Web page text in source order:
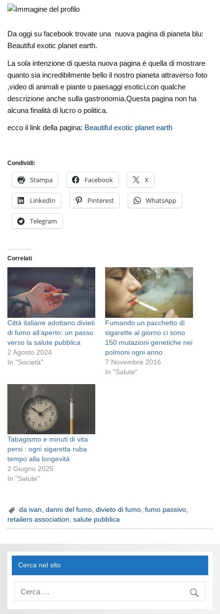
Da oggi su facebook trovate una nuova pagina di pianeta blu:
Beautiful exotic planet earth.
La sola intenzione di questa nuova pagina è quella di mostrare
quanto sia incredibilmente bello il nostro pianeta attraverso foto
,video di animali e piante o paesaggi esotici,con qualche
descrizione anche sulla gastronomia.Questa pagina non ha
alcuna finalità di lucro o politica.
ecco il link della pagina: Beautiful exotic planet earth
Condividi:
Stampa Facebook X
LinkedIn Pinterest WhatsApp
Telegram
Correlati
Città italiane adottano divieti
di fumo all’aperto: un passo
verso la salute pubblica
2 Agosto 2024
In "Società"
Fumando un pacchetto di
sigarette al giorno ci sono
150 mutazioni genetiche nei
polmoni ogni anno
7 Novembre 2016
In "Salute"
Tabagismo e minuti di vita
persi : ogni sigaretta ruba
tempo alla longevità
2 Giugno 2025
In "Salute"
da ivan ,danni del fumo ,divieto di fumo ,fumo passivo
retailers association,salute pubblica
Cerca nel sito